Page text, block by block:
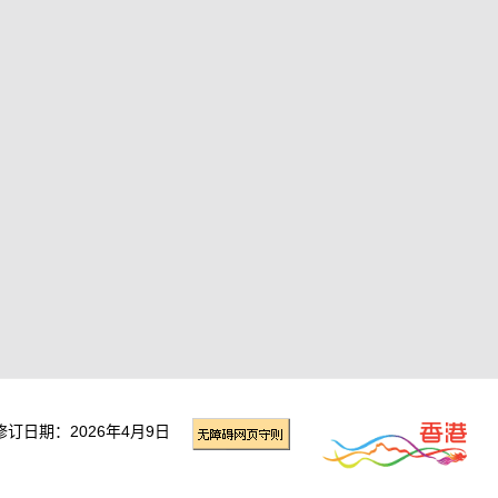
订日期：2026年4月9日